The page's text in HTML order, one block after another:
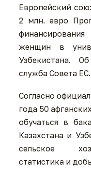
Европейский
2 млн. евро
женщин в
Узбекистана.
служба Совета ЕС.
Согласно
года 50
обучаться в
Казахстана и
сельское
статистика и